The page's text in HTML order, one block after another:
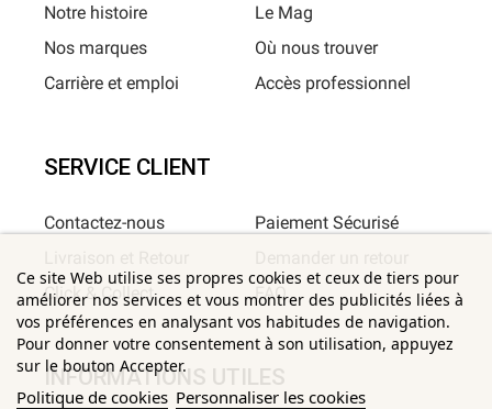
Ce site Web utilise ses propres cookies et ceux de tiers pour
améliorer nos services et vous montrer des publicités liées à
vos préférences en analysant vos habitudes de navigation.
Pour donner votre consentement à son utilisation, appuyez
sur le bouton Accepter.
Politique de cookies Personnaliser les cookies
Notre histoire
Nos marques
Carrière et emploi
Le Mag
Où nous trouver
Accès professionnel
SERVICE CLIENT
Contactez-nous
Click & Collect
Paiement Sécurisé
FAQ
INFORMATIONS UTILES